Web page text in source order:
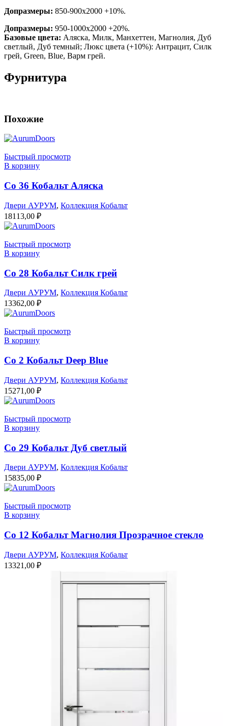
Допразмеры: 850-900x2000 +10%.
Допразмеры: 950-1000x2000 +20%.
Базовые цвета: Аляска, Милк, Манхеттен, Магнолия, Дуб
светлый, Дуб темный; Люкс цвета (+10%): Антрацит, Силк
грей, Green, Blue, Варм грей.
Фурнитура
Похожие
Быстрый просмотр
В корзину
Co 36 Кобальт Аляска
Двери АУРУМ, Коллекция Кобальт
18113,00 ₽
Быстрый просмотр
В корзину
Co 28 Кобальт Силк грей
Двери АУРУМ, Коллекция Кобальт
13362,00 ₽
Быстрый просмотр
В корзину
Co 2 Кобальт Deep Blue
Двери АУРУМ, Коллекция Кобальт
15271,00 ₽
Быстрый просмотр
В корзину
Co 29 Кобальт Дуб светлый
Двери АУРУМ, Коллекция Кобальт
15835,00 ₽
Быстрый просмотр
В корзину
Co 12 Кобальт Магнолия Прозрачное стекло
Двери АУРУМ, Коллекция Кобальт
13321,00 ₽